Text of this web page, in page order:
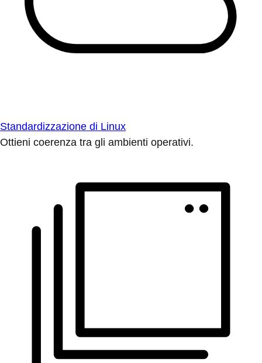
Standardizzazione di Linux
Ottieni coerenza tra gli ambienti operativi.